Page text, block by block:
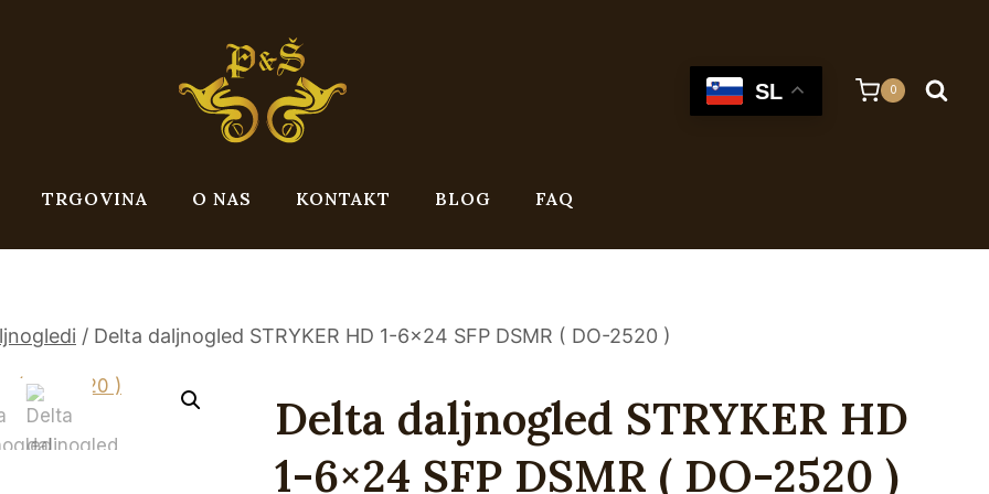
SL 0
TRGOVINA O NAS KONTAKT BLOG FAQ
/ Delta daljnogled STRYKER HD 1-6×24 SFP DSMR ( DO-2520 )
Delta daljnogled STRYKER HD
1-6×24 SFP DSMR ( DO-2520 )